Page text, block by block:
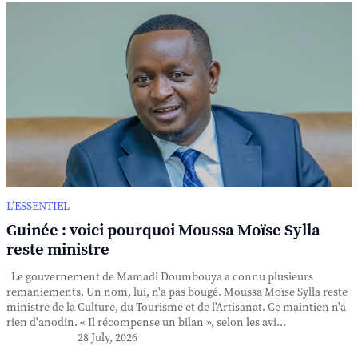
L’ESSENTIEL
Guinée : voici pourquoi Moussa Moïse Sylla
reste ministre
Le gouvernement de Mamadi Doumbouya a connu plusieurs
remaniements. Un nom, lui, n'a pas bougé. Moussa Moïse Sylla reste
ministre de la Culture, du Tourisme et de l'Artisanat. Ce maintien n'a
rien d'anodin. « Il récompense un bilan », selon les avi...
28 July, 2026